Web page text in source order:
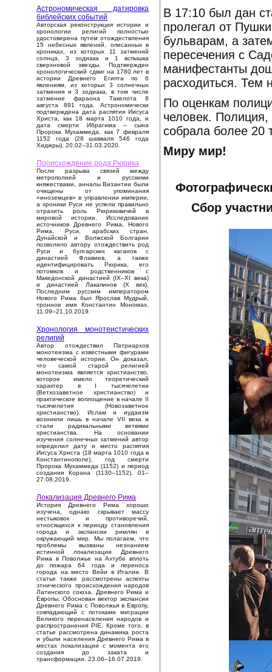
Астрономическая датировка
библейских событий
Авторская реконструкция истории и
хронологии религий полностью
удостоверена путем отождествления
15 небесных явлений, описанных в
хрониках, из которых 11 затмений
солнца, 3 зодиака и 1 вспышка
сверхновой звезды. Подтвержден
хронологический сдвиг на 1780 лет в
истории Древнего Египта по 6
явлениям, из которых 3 солнечных
затмения и 3 зодиака, в том числе
затмение фараона Такелота 8
августа 891 года. Астрономически
подтверждена дата распятия Иисуса
Христа, как 18 марта 1010 года, и
дата смерти Ибрагима – сына
Пророка Мухаммеда, как 7 февраля
1152 года (28 шавваля 546 года
Хиджры). 20.02–31.03.2020.
Происхождение рода Рюрика
После разрыва связей между
метрополией и русскими
княжествами, анналы Византии были
очищены от упоминания
«иноземцев» в управлении империи,
а хроники Руси не успели правильно
отразить роль Рюриковичей в
мировой истории. Исследование
источников Древнего Рима, Нового
Рима, Руси, арабских стран,
Дунайской и Волжской Болгарии
позволило автору отождествить род
Руси и булгарских каганов с
династией Флавиев, а также
идентифицировать Рюрика, его
потомков и родственников с
Македонской династией (IX–XI века)
и династией Лакапинов (X век).
Последним русским императором
Нового Рима был Ярослав Мудрый,
тронное имя Константин Мономах.
11.09–21.10.2019.
Хронология монотеистических
религий
Автор отождествил Патриархов
монотеизма с известными фигурами
человеческой истории. Он доказал,
что самой старой религией
монотеизма является христианство,
которое имело теоретический
характер в I тысячелетии
(Ветхозаветное христианство) и
практическое воплощение в начале II
тысячелетия (Новозаветное
христианство). Ислам и иудаизм
возникли лишь в начале VII века и
стали радикальными ветвями
христианства. На основании
изучения солнечных затмений автор
определил дату и место распятия
Иисуса Христа (18 марта 1010 года в
Константинополе), год смерти
Пророка Мухаммеда (1152) и период
создания Корана (1130–1152). 01–
27.08.2019.
Локализация Древнего Рима
История Древнего Рима хорошо
изучена, однако скрывает массу
нестыковок и противоречий,
относящихся к периоду становления
города и экспансии римлян в
окружающий мир. Мы полагаем, что
проблемы вызваны незнанием
истинной локализации Древнего
Рима в Поволжье на Ахтубе вплоть
до пожара 64 года и переноса
города на место Вейи в Италии. В
статье также рассмотрены аспекты
этнического происхождения народов
Латинского союза, Древнего Рима и
Европы. Обоснован вектор экспансии
Древнего Рима с Поволжья в Европу,
совпадающий с потоками миграции
Великого перенаселения народов и
распространения PIE. Кроме того, в
статье рассмотрена динамика роста
и убыли населения Древнего Рима в
местах локализации с момента его
создания до заката и
трансформации. 23.06–16.07.2019.
В 17:10 был дан
пролегал от
бульварам, а
пересечения с
манифестанты
расходиться. Тем
По оценкам
человек. Полиция,
собрала более 20
Миру мир!
Сбор